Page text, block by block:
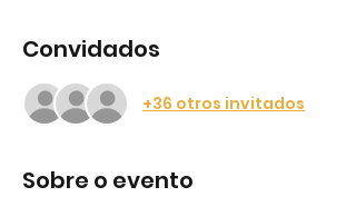
Convidados
+36 otros invitados
Sobre o evento